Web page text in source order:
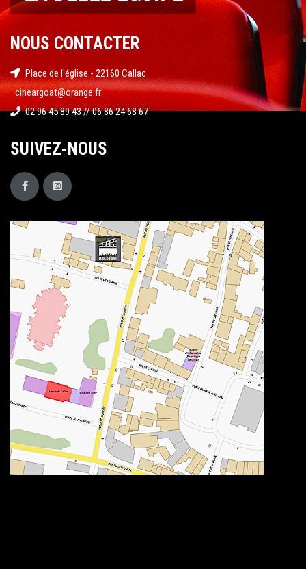
NOUS CONTACTER
Place de l'église - 22160 Callac
cineargoat@orange.fr
02 96 45 89 43 // 06 86 24 68 67
SUIVEZ-NOUS